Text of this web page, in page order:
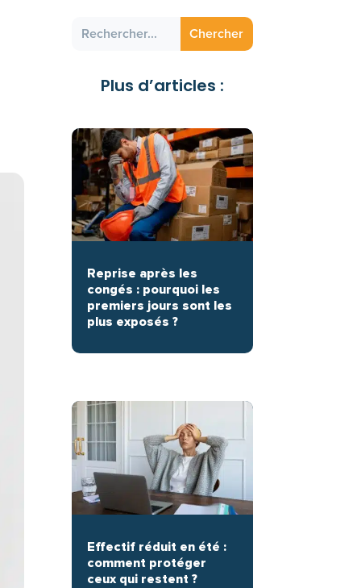
Plus d’articles :
Reprise après les
congés : pourquoi les
premiers jours sont les
plus exposés ?
Effectif réduit en été :
comment protéger
ceux qui restent ?